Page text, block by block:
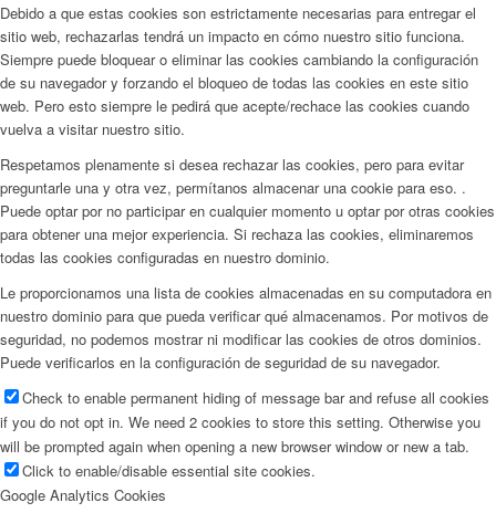
Debido a que estas cookies son estrictamente necesarias para entregar el
sitio web, rechazarlas tendrá un impacto en cómo nuestro sitio funciona.
Siempre puede bloquear o eliminar las cookies cambiando la configuración
de su navegador y forzando el bloqueo de todas las cookies en este sitio
web. Pero esto siempre le pedirá que acepte/rechace las cookies cuando
vuelva a visitar nuestro sitio.
Respetamos plenamente si desea rechazar las cookies, pero para evitar
preguntarle una y otra vez, permítanos almacenar una cookie para eso. .
Puede optar por no participar en cualquier momento u optar por otras cookies
para obtener una mejor experiencia. Si rechaza las cookies, eliminaremos
todas las cookies configuradas en nuestro dominio.
Le proporcionamos una lista de cookies almacenadas en su computadora en
nuestro dominio para que pueda verificar qué almacenamos. Por motivos de
seguridad, no podemos mostrar ni modificar las cookies de otros dominios.
Puede verificarlos en la configuración de seguridad de su navegador.
Check to enable permanent hiding of message bar and refuse all cookies
if you do not opt in. We need 2 cookies to store this setting. Otherwise you
will be prompted again when opening a new browser window or new a tab.
Click to enable/disable essential site cookies.
Google Analytics Cookies